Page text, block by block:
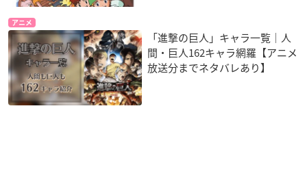
アニメ
「進撃の巨人」キャラ一覧｜人
間・巨人162キャラ網羅【アニメ
放送分までネタバレあり】